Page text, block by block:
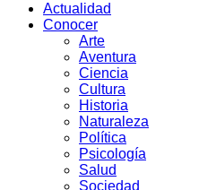
Actualidad
Conocer
Arte
Aventura
Ciencia
Cultura
Historia
Naturaleza
Política
Psicología
Salud
Sociedad